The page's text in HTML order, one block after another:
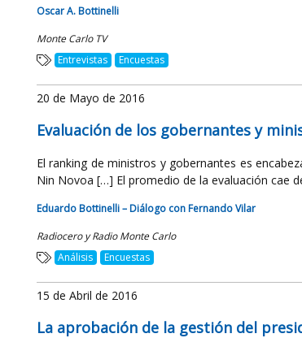
Oscar A. Bottinelli
Monte Carlo TV
Entrevistas
Encuestas
20 de Mayo de 2016
Evaluación de los gobernantes y
El ranking de ministros y gobernantes es
Nin Novoa […] El promedio de la evaluación cae
Eduardo Bottinelli – Diálogo con Fernando Vilar
Radiocero y Radio Monte Carlo
Análisis
Encuestas
15 de Abril de 2016
La aprobación de la gestión del